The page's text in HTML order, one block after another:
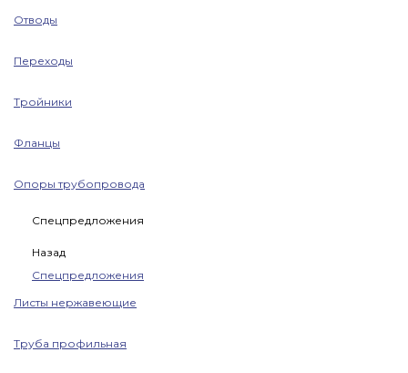
Отводы
Переходы
Тройники
Фланцы
Опоры трубопровода
Спецпредложения
Назад
Спецпредложения
Листы нержавеющие
Труба профильная